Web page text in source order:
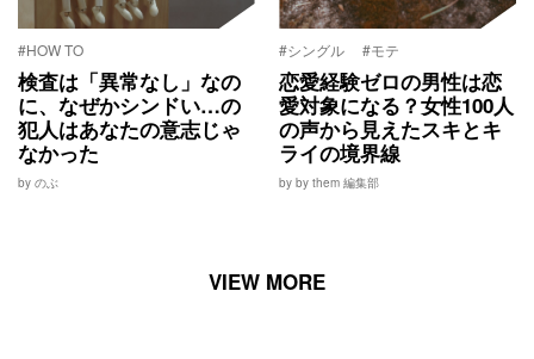
#HOW TO
検査は「異常なし」なの
に、なぜかシンドい…の
犯人はあなたの意志じゃ
なかった
by のぶ
#シングル #モテ
恋愛経験ゼロの男性は恋
愛対象になる？女性100人
の声から見えたスキとキ
ライの境界線
by by them 編集部
VIEW MORE